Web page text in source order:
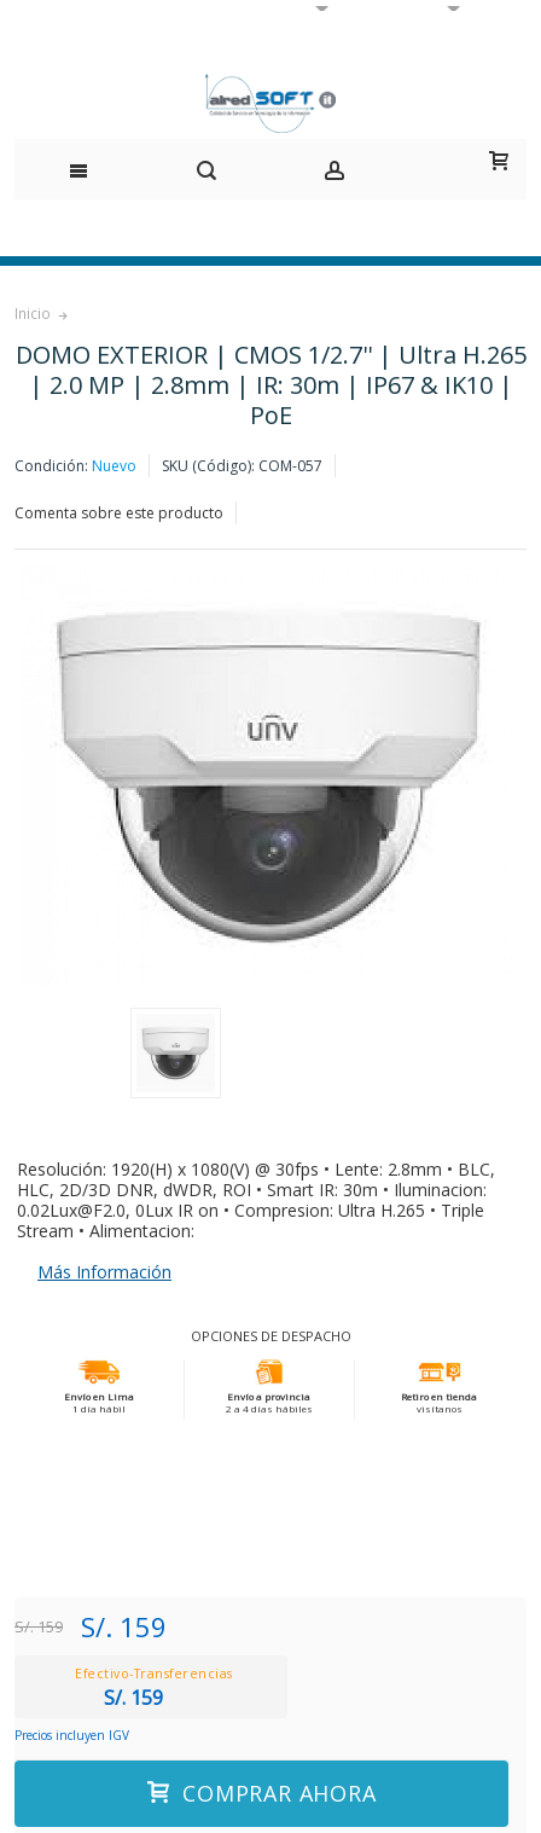
Inicio
DOMO EXTERIOR | CMOS 1/2.7'' | Ultra H.265
| 2.0 MP | 2.8mm | IR: 30m | IP67 & IK10 |
PoE
Condición: Nuevo SKU (Código): COM-057
Comenta sobre este producto
Resolución: 1920(H) x 1080(V) @ 30fps • Lente: 2.8mm • BLC,
HLC, 2D/3D DNR, dWDR, ROI • Smart IR: 30m • Iluminacion:
0.02Lux@F2.0, 0Lux IR on • Compresion: Ultra H.265 • Triple
Stream • Alimentacion:
Más Información
OPCIONES DE DESPACHO
Envío en Lima
1 día hábil
Envío a provincia
2 a 4 días hábiles
Retiro en tienda
visítanos
S/. 159 S/. 159
Efectivo-Transferencias
S/. 159
Precios incluyen IGV
COMPRAR AHORA